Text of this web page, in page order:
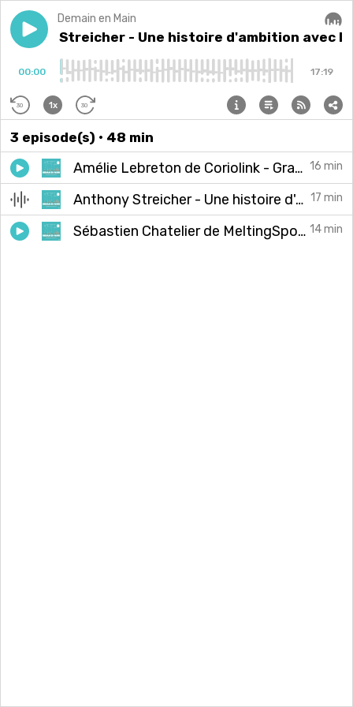
Play episodeAnthony Streicher - Une histoire d'ambition avec
Demain en Main
Streicher - Une histoire d'ambition avec
00:00 17:19
30 1x 30
3 episode(s) • 48 min
Amélie Lebreton de Coriolink - Grandir et faire grandir 16 min
Anthony Streicher - Une histoire d'ambition avec l'Association GSC et HA PLUS PME 17 min
Sébastien Chatelier de MeltingSpot - Entreprendre, en famille 14 min